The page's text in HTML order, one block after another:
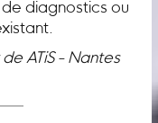
diagnostics ou
ATiS - Nantes